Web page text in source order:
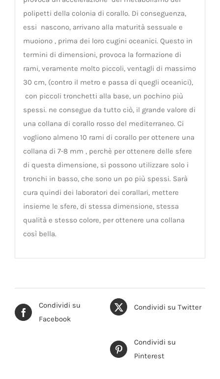
polipetti della colonia di corallo. Di conseguenza,
essi nascono, arrivano alla maturità sessuale e
muoiono , prima dei loro cugini oceanici. Questo in
termini di dimensioni, provoca la formazione di
rami, veramente molto piccoli, ventagli di massimo
30 cm, (contro il metro e passa di quegli oceanici),
con piccoli tronchetti alla base, un pochino più
spessi. ne consegue da tutto ciò, il grande valore di
una collana di corallo rosso del mediterraneo. Ci
vogliono almeno 10 rami di corallo per ottenere una
collana di 7-8 mm , perchè per ottenere delle sfere
di questa dimensione, si possono utilizzare solo i
tronchi in basso, che sono un po più spessi. Sarà
cura quindi dei laboratori dei corallari, mettere
insieme le sfere, di stessa dimensione, stessa
qualità e stesso colore, per ottenere una collana
così bella.
Condividi su
Facebook
Condividi su Twitter
Condividi su
Pinterest